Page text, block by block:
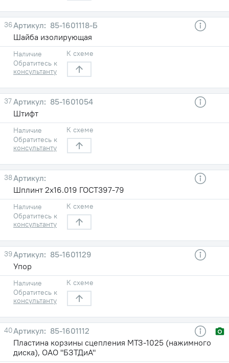
36
85-1601118-Б
Шайба изолирующая
Наличие
Обратитесь к
консультанту
К схеме
37
85-1601054
Штифт
Наличие
Обратитесь к
консультанту
К схеме
38
Шплинт 2х16.019 ГОСТ397-79
Наличие
Обратитесь к
консультанту
К схеме
39
85-1601129
Упор
Наличие
Обратитесь к
консультанту
К схеме
40
85-1601112
Пластина корзины сцепления МТЗ-1025 (нажимного
диска), ОАО "БЗТДиА"